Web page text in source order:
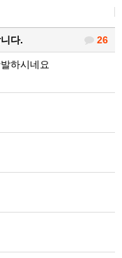
26
다.
하시네요